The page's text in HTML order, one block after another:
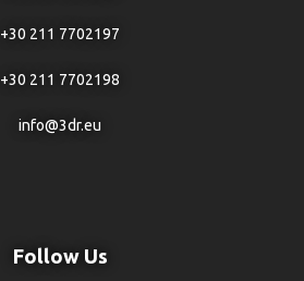
+30 211 7702197
+30 211 7702198
info@3dr.eu
Follow Us